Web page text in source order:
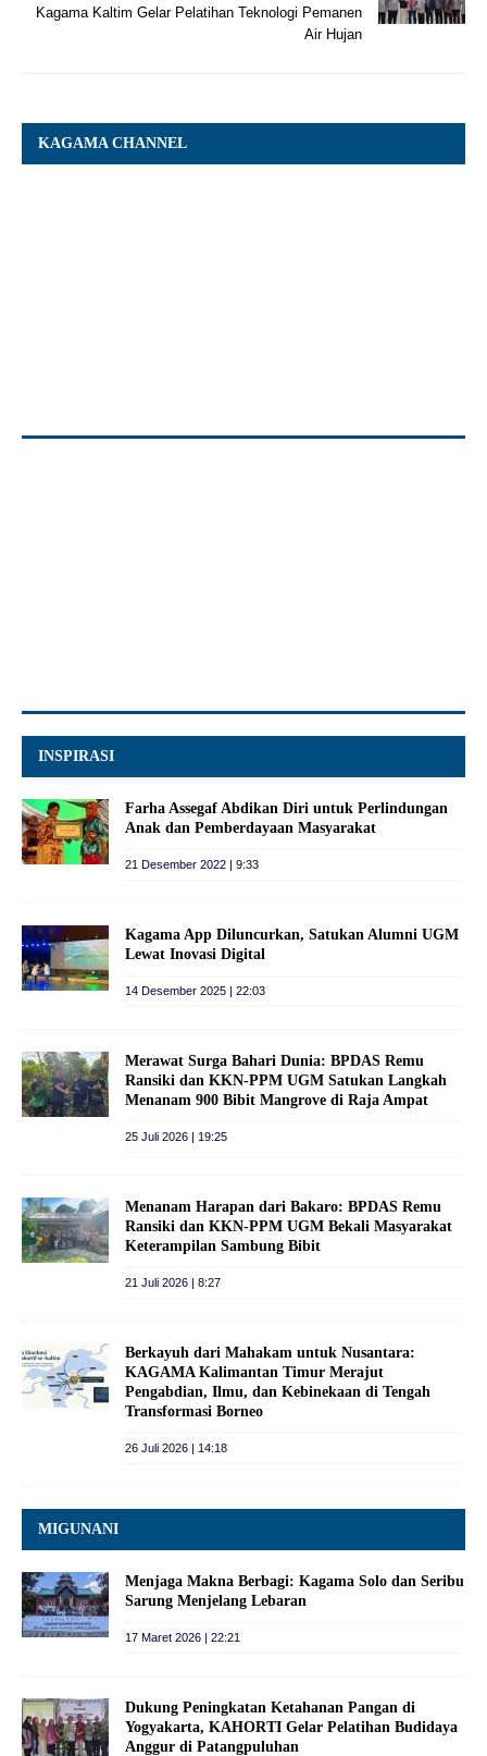
Kagama Kaltim Gelar Pelatihan Teknologi Pemanen
Air Hujan
KAGAMA CHANNEL
INSPIRASI
Farha Assegaf Abdikan Diri untuk Perlindungan
Anak dan Pemberdayaan Masyarakat
21 Desember 2022 | 9:33
Kagama App Diluncurkan, Satukan Alumni UGM
Lewat Inovasi Digital
14 Desember 2025 | 22:03
Merawat Surga Bahari Dunia: BPDAS Remu
Ransiki dan KKN-PPM UGM Satukan Langkah
Menanam 900 Bibit Mangrove di Raja Ampat
25 Juli 2026 | 19:25
Menanam Harapan dari Bakaro: BPDAS Remu
Ransiki dan KKN-PPM UGM Bekali Masyarakat
Keterampilan Sambung Bibit
21 Juli 2026 | 8:27
Berkayuh dari Mahakam untuk Nusantara:
KAGAMA Kalimantan Timur Merajut
Pengabdian, Ilmu, dan Kebinekaan di Tengah
Transformasi Borneo
26 Juli 2026 | 14:18
MIGUNANI
Menjaga Makna Berbagi: Kagama Solo dan Seribu
Sarung Menjelang Lebaran
17 Maret 2026 | 22:21
Dukung Peningkatan Ketahanan Pangan di
Yogyakarta, KAHORTI Gelar Pelatihan Budidaya
Anggur di Patangpuluhan